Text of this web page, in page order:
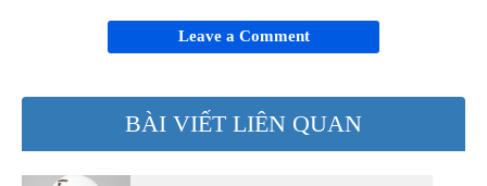
Leave a Comment
BÀI VIẾT LIÊN QUAN